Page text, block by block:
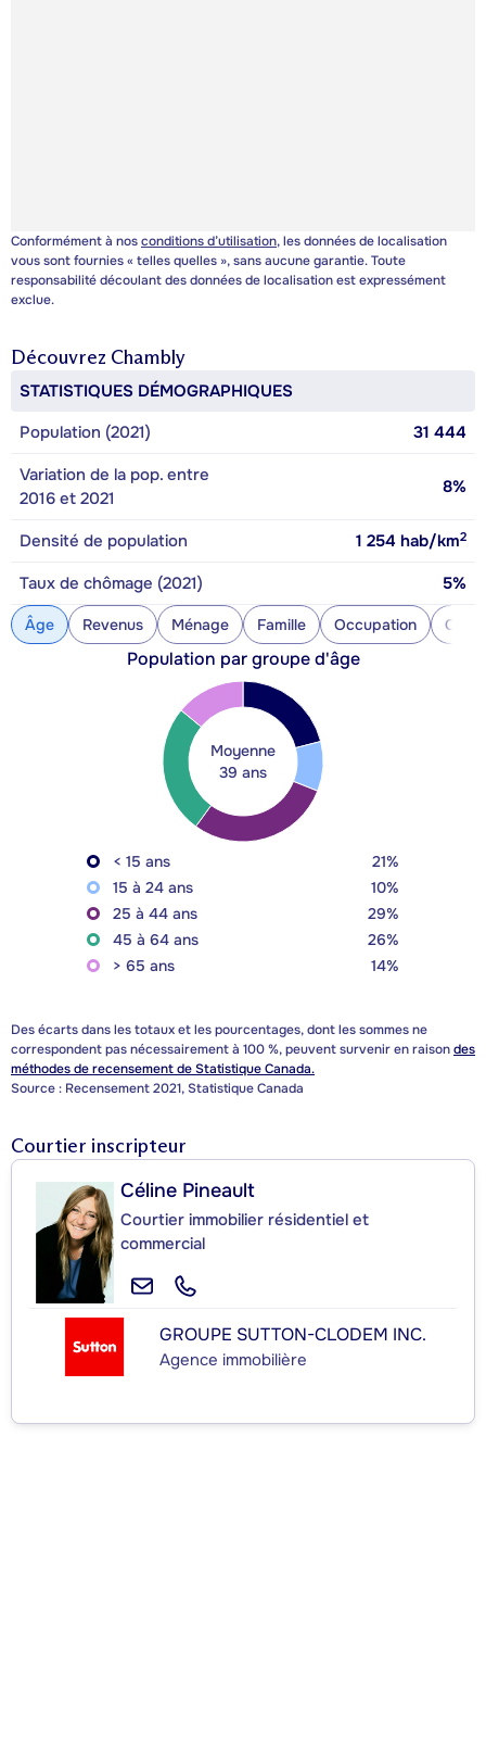
Conformément à nosconditions d’utilisation, les données de localisation
vous sont fournies « telles quelles », sans aucune garantie. Toute
responsabilité découlant des données de localisation est expressément
exclue.
Découvrez Chambly
STATISTIQUES DÉMOGRAPHIQUES
Population (2021)
31 444
Variation de la pop. entre
2016 et 2021
8%
Densité de population 1 254 hab/km2
Taux de chômage (2021) 5%
Âge Revenus Ménage Famille Occupation
Population par groupe d'âge
Moyenne
39 ans
< 15 ans
21%
15 à 24 ans
10%
25 à 44 ans
29%
45 à 64 ans
26%
> 65 ans
14%
Des écarts dans les totaux et les pourcentages, dont les sommes ne
correspondent pas nécessairement à 100 %, peuvent survenir en raisondes
méthodes de recensement de Statistique Canada.
Source : Recensement 2021, Statistique Canada
Courtier inscripteur
Céline Pineault
Courtier immobilier résidentiel et
commercial
GROUPE SUTTON-CLODEM INC.
Agence immobilière